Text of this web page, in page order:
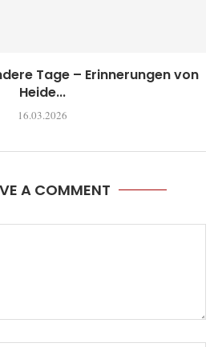
Tage – Erinnerungen von
Heide...
16.03.2026
A COMMENT